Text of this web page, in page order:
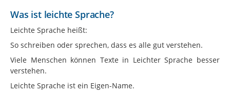
Was ist leichte Sprache?
Leichte Sprache heißt:
So schreiben oder sprechen, dass es alle gut verstehen.
Viele Menschen können Texte in Leichter Sprache besser
verstehen.
Leichte Sprache ist ein Eigen-Name.